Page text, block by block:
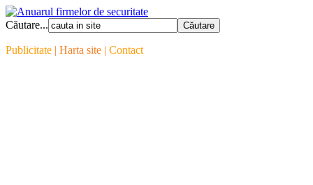
Căutare...
Publicitate | Harta site | Contact